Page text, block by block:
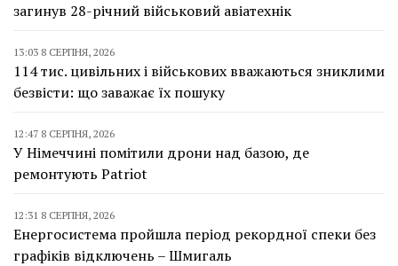
загинув 28-річний військовий авіатехнік
13:03 8 СЕРПНЯ, 2026
114 тис. цивільних і військових вважаються зниклими
безвісти: що заважає їх пошуку
12:47 8 СЕРПНЯ, 2026
У Німеччині помітили дрони над базою, де
ремонтують Patriot
12:31 8 СЕРПНЯ, 2026
Енергосистема пройшла період рекордної спеки без
графіків відключень – Шмигаль